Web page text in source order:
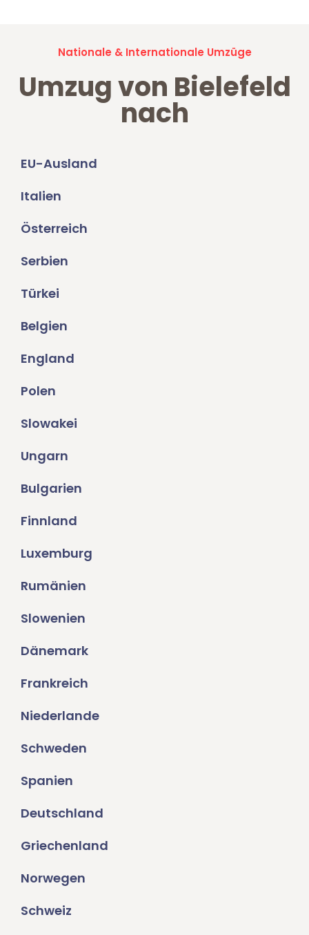
Nationale & Internationale Umzüge
Umzug von Bielefeld
nach
EU-Ausland
Italien
Österreich
Serbien
Türkei
Belgien
England
Polen
Slowakei
Ungarn
Bulgarien
Finnland
Luxemburg
Rumänien
Slowenien
Dänemark
Frankreich
Niederlande
Schweden
Spanien
Deutschland
Griechenland
Norwegen
Schweiz